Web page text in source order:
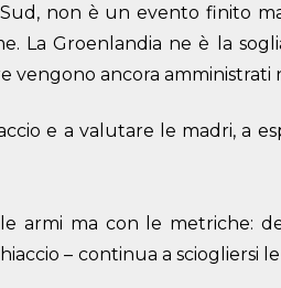
non è un evento finito
La Groenlandia ne è la
ancora amministrati
e a valutare le madri, a
armi ma con le metriche:
– continua a sciogliersi